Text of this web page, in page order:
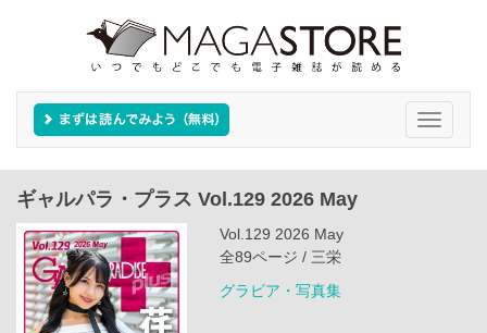
Toggle
ギャルパラ・プラス Vol.129 2026 May
Vol.129 2026 May
全89ページ / 三栄
グラビア・写真集